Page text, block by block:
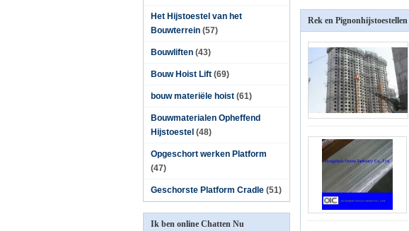
Het Hijstoestel van het
Bouwterrein (57)
Bouwliften (43)
Bouw Hoist Lift (69)
bouw materiële hoist (61)
Bouwmaterialen Opheffend
Hijstoestel (48)
Opgeschort werken Platform
(47)
Geschorste Platform Cradle (51)
Ik ben online Chatten Nu
Rek en Pignonhijstoestellen